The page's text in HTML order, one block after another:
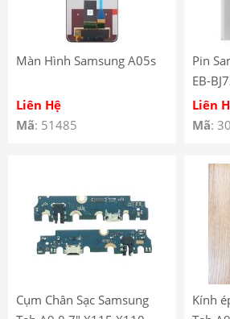
Màn Hình Samsung A05s
Liên Hệ
Mã: 51485
Pin
EB-
Liên
Mã:
Cụm Chân Sạc Samsung
Kính